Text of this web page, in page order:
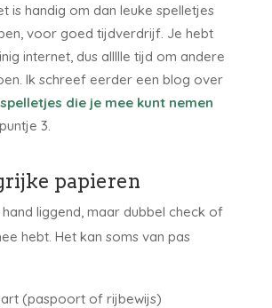
is handig om dan leuke spelletjes
voor goed tijdverdrijf. Je hebt
internet, dus allllle tijd om andere
Ik schreef eerder een blog over
die je mee kunt nemen
3.
papieren
liggend, maar dubbel check of
hebt. Het kan soms van pas
(paspoort of rijbewijs)